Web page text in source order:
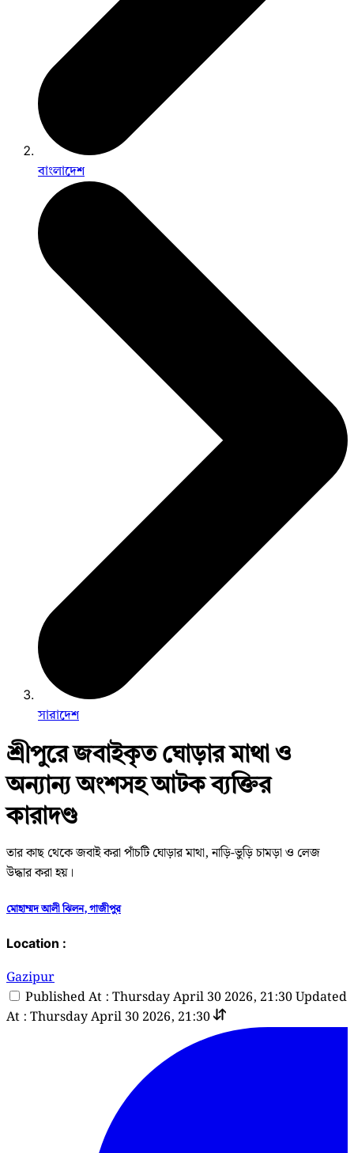
বাংলাদেশ
সারাদেশ
শ্রীপুরে জবাইকৃত ঘোড়ার মাথা ও
অন্যান্য অংশসহ আটক ব্যক্তির
কারাদণ্ড
তার কাছ থেকে জবাই করা পাঁচটি ঘোড়ার মাথা, নাড়ি-ভুড়ি চামড়া ও লেজ
উদ্ধার করা হয়।
মোহাম্মদ আলী ঝিলন, গাজীপুর
Location :
Gazipur
Published At : Thursday April 30 2026, 21:30Updated
At : Thursday April 30 2026, 21:30